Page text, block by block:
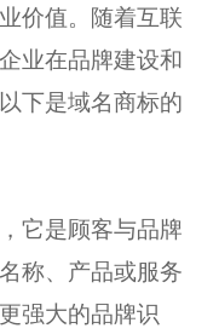
价值。随着互联
业在品牌建设和
下是域名商标的
它是顾客与品牌
称、产品或服务
强大的品牌识